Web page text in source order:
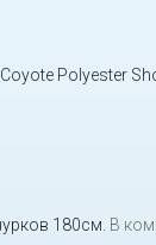
Polyester
180см. В